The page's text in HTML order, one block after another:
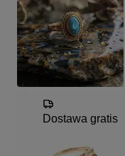
Dostawa gratis